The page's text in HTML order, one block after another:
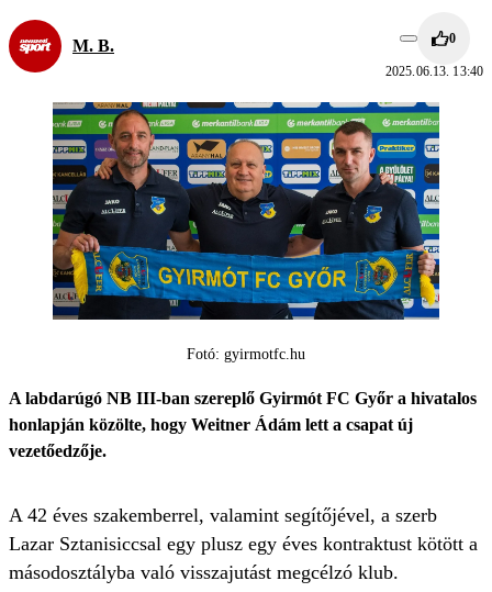
M. B. 0
2025.06.13. 13:40
Fotó: gyirmotfc.hu
A labdarúgó NB III-ban szereplő Gyirmót FC Győr a hivatalos
honlapján közölte, hogy Weitner Ádám lett a csapat új
vezetőedzője.
A 42 éves szakemberrel, valamint segítőjével, a szerb
Lazar Sztanisiccsal egy plusz egy éves kontraktust kötött a
másodosztályba való visszajutást megcélzó klub.